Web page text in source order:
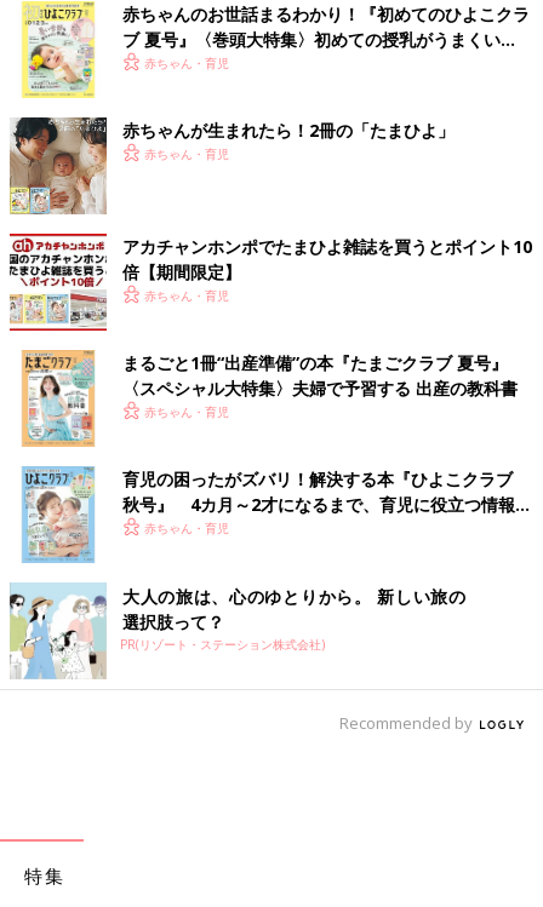
赤ちゃんのお世話まるわかり！『初めてのひよこクラ
ブ 夏号』〈巻頭大特集〉初めての授乳がうまくい
く！ おっぱい・ミルクの基本と夏のトラブル 解決テ
赤ちゃん・育児
赤ちゃんが生まれたら！2冊の「たまひよ」
赤ちゃん・育児
アカチャンホンポでたまひよ雑誌を買うとポイント10
倍【期間限定】
赤ちゃん・育児
まるごと1冊“出産準備”の本『たまごクラブ 夏号』
〈スペシャル大特集〉夫婦で予習する 出産の教科書
赤ちゃん・育児
育児の困ったがズバリ！解決する本『ひよこクラブ
秋号』 4カ月～2才になるまで、育児に役立つ情報が
いっぱい！
赤ちゃん・育児
大人の旅は、心のゆとりから。 新しい旅の
選択肢って？
PR(リゾート・ステーション株式会社)
Recommended by
特集